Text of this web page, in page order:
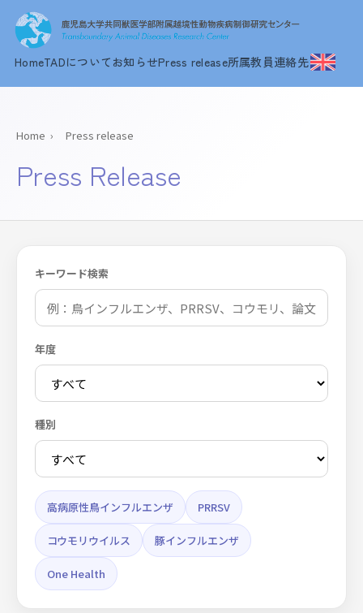
HomeTADについて お知らせPress release所属教員連絡先
Home › Press release
Press Release
キーワード検索
年度
種別
高病原性鳥インフルエンザ PRRSV
コウモリウイルス 豚インフルエンザ
One Health